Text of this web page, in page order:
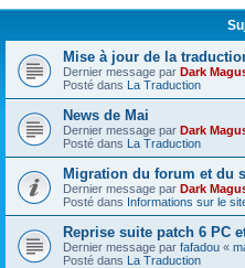
Mise à jour de la
Dernier message par Dark
Posté dans La Traduction
News de Mai
Dernier message par Dark
Posté dans La Traduction
Migration du forum et du
Dernier message par Dark
Posté dans Informations sur le
Reprise suite patch 6 PC
Dernier message par fafadou «
Posté dans La Traduction